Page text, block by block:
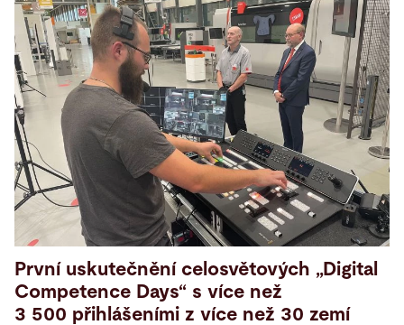
První uskutečnění celosvětových „Digital
Competence Days“ s více než
3 500 přihlášeními z více než 30 zemí